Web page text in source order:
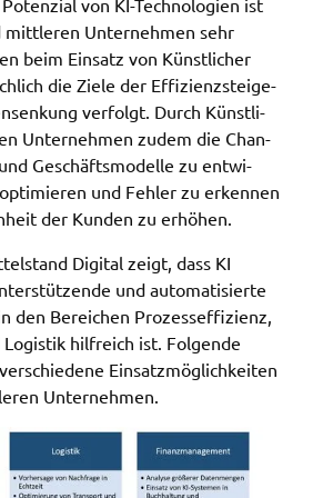
mitt­le­ren Unter­neh­men sehr
beim Einsatz von Künst­li­cher
die Ziele der Effi­zi­enz­stei­ge­
verfolgt. Durch Künst­li­
Unter­neh­men zudem die Chan­
Geschäfts­mo­del­le zu entwi­
und Fehler zu erken­nen
der Kunden zu erhö­hen.
Digi­tal zeigt, dass KI
und auto­ma­ti­sier­te
den Berei­chen Prozess­ef­fi­zi­enz,
hilf­reich ist. Folgen­de
Einsatz­mög­lich­kei­ten
Unter­neh­men.
Onlineangebot sind
zur Anzeige und
Videos eingebunden. Diese
angeboten durch YouTube, LLC
Bruno, CA 94066 USA,
nicht dem Schutzbereich der
(DSGVO).
Datenschutzmodus
nach Anbieterangaben eine
Nutzerinformationen erst bei
der Videos in Gang setzt. Wird die
YouTube-Videos
Cookies ein, um
das Nutzerverhalten zu
nicht erst um Einwilligung
ist nach dem sog. CLOUD-Act der
an Regierungsbehörden zu